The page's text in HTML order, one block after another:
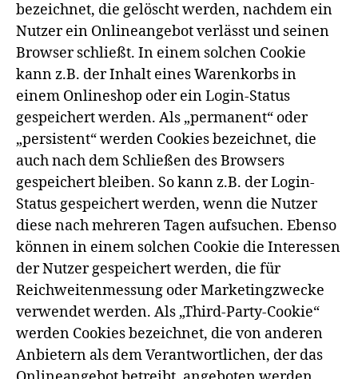
bezeichnet, die gelöscht werden, nachdem ein
Nutzer ein Onlineangebot verlässt und seinen
Browser schließt. In einem solchen Cookie
kann z.B. der Inhalt eines Warenkorbs in
einem Onlineshop oder ein Login-Status
gespeichert werden. Als „permanent“ oder
„persistent“ werden Cookies bezeichnet, die
auch nach dem Schließen des Browsers
gespeichert bleiben. So kann z.B. der Login-
Status gespeichert werden, wenn die Nutzer
diese nach mehreren Tagen aufsuchen. Ebenso
können in einem solchen Cookie die Interessen
der Nutzer gespeichert werden, die für
Reichweitenmessung oder Marketingzwecke
verwendet werden. Als „Third-Party-Cookie“
werden Cookies bezeichnet, die von anderen
Anbietern als dem Verantwortlichen, der das